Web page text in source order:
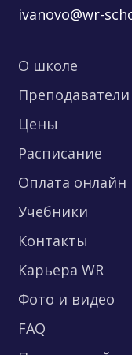
ivanovo@wr-
О школе
Преподаватели
Цены
Расписание
Оплата онлайн
Учебники
Контакты
Карьера WR
Фото и видео
FAQ